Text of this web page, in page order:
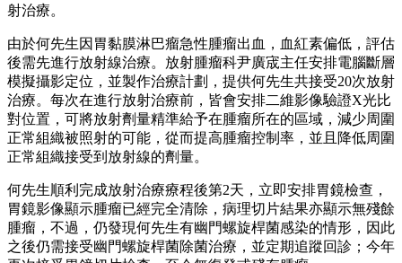
射治療。
由於何先生因胃黏膜淋巴瘤急性腫瘤出血，血紅素偏低，評估
後需先進行放射線治療。放射腫瘤科尹廣宬主任安排電腦斷層
模擬攝影定位，並製作治療計劃，提供何先生共接受20次放射
治療。每次在進行放射治療前，皆會安排二維影像驗證X光比
對位置，可將放射劑量精準給予在腫瘤所在的區域，減少周圍
正常組織被照射的可能，從而提高腫瘤控制率，並且降低周圍
正常組織接受到放射線的劑量。
何先生順利完成放射治療療程後第2天，立即安排胃鏡檢查，
胃鏡影像顯示腫瘤已經完全清除，病理切片結果亦顯示無殘餘
腫瘤，不過，仍發現何先生有幽門螺旋桿菌感染的情形，因此
之後仍需接受幽門螺旋桿菌除菌治療，並定期追蹤回診；今年